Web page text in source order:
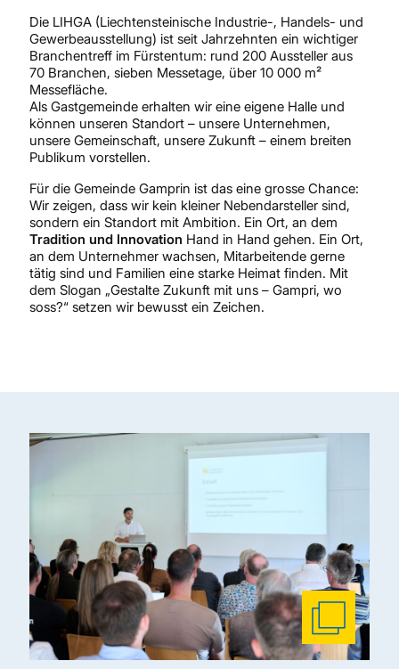
Die LIHGA (Liechtensteinische Industrie-, Handels- und
Gewerbe­ausstellung) ist seit Jahrzehnten ein wichtiger
Branchentreff im Fürstentum: rund 200 Aussteller aus
70 Branchen, sieben Messetage, über 10 000 m²
Messefläche.
Als Gastgemeinde erhalten wir eine eigene Halle und
können unseren Standort – unsere Unternehmen,
unsere Gemeinschaft, unsere Zukunft – einem breiten
Publikum vorstellen.
Für die Gemeinde Gamprin ist das eine grosse Chance:
Wir zeigen, dass wir kein kleiner Nebendarsteller sind,
sondern ein Standort mit Ambition. Ein Ort, an dem
Tradition und Innovation Hand in Hand gehen. Ein Ort,
an dem Unternehmer wachsen, Mitarbeitende gerne
tätig sind und Familien eine starke Heimat finden. Mit
dem Slogan „Gestalte Zukunft mit uns – Gampri, wo
soss?“ setzen wir bewusst ein Zeichen.